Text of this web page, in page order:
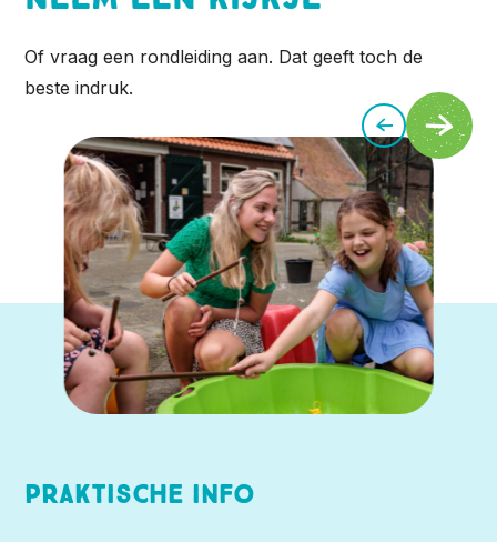
Of vraag een rondleiding aan. Dat geeft toch de
beste indruk.
Praktische info